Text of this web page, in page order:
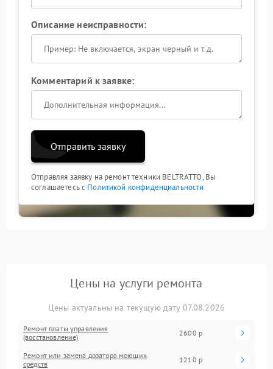
Описание неисправности:
Комментарий к заявке:
Отправить заявку
Отправляя заявку на ремонт техники BELTRATTO, Вы
соглашаетесь с Политикой конфиденциальности
Цены на услуги ремонта
Цены актуальны на текущую дату 07.08.2026
Ремонт платы управления
(восстановление)
2600 р
Ремонт или замена дозатора моющих
средств
1210 р